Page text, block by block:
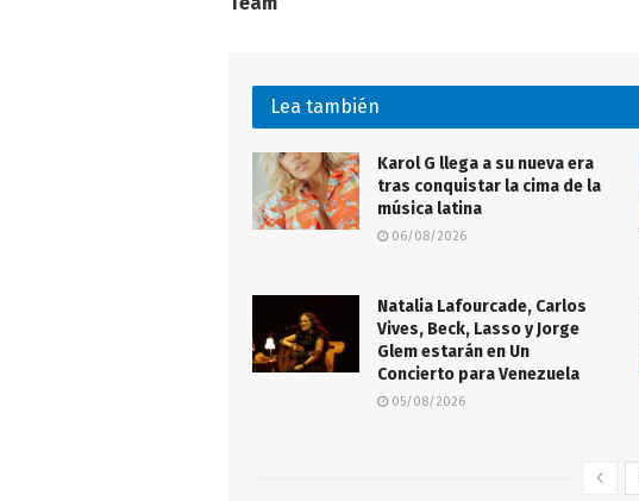
Lea también
Karol G llega a su nueva era
tras conquistar la cima de la
música latina
06/08/2026
Natalia Lafourcade, Carlos
Vives, Beck, Lasso y Jorge
Glem estarán en Un
Concierto para Venezuela
05/08/2026